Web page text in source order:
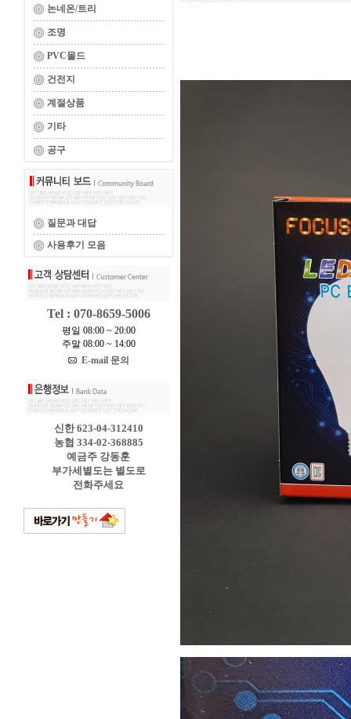
논네온/트리
조명
PVC몰드
건전지
계절상품
기타
공구
질문과 대답
사용후기 모음
Tel : 070-8659-5006
평일 08:00 ~ 20:00
주말 08:00 ~ 14:00
E-mail 문의
신한 623-04-312410
농협 334-02-368885
예금주 강동훈
부가세별도는 별도로
전화주세요